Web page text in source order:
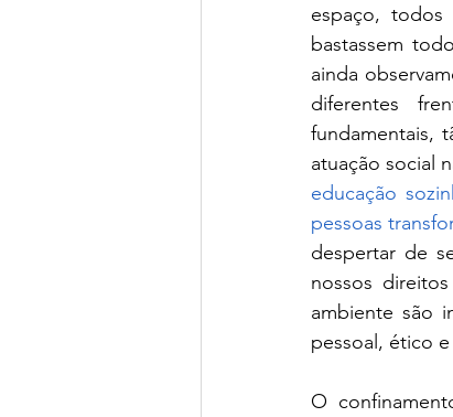
espaço, todos
bastassem
ainda
diferentes
fundamentais,
atuação social
educação
pessoas
despertar de
nossos
ambiente são
pessoal, ético
O